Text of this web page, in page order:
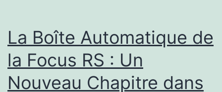
La Boîte Automatique de
la Focus RS : Un
Nouveau Chapitre dans